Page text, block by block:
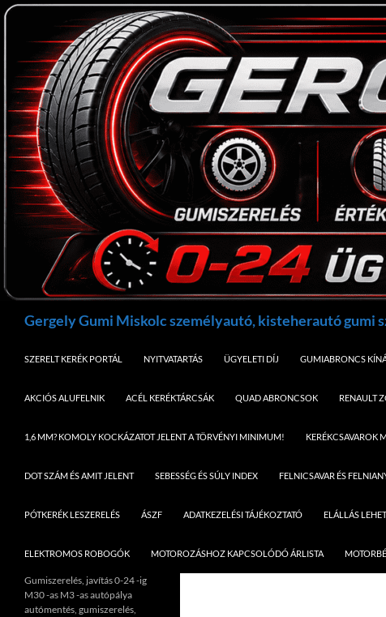
Kilépés
tartalomba
Gergely Gumi Miskolc személyautó, kisteherautó gumi
SZERELT KERÉK PORTÁL NYITVATARTÁS ÜGYELETI DÍJ GUMIABRONCS
AKCIÓS ALUFELNIK ACÉL KERÉKTÁRCSÁK QUAD ABRONCSOK RENAULT
1,6 MM? KOMOLY KOCKÁZATOT JELENT A TÖRVÉNYI MINIMUM! KERÉKCSAVAROK
DOT SZÁM ÉS AMIT JELENT SEBESSÉG ÉS SÚLY INDEX FELNICSAVAR ÉS
PÓTKERÉK LESZERELÉS ÁSZF ADATKEZELÉSI TÁJÉKOZTATÓ ELÁLLÁS
ELEKTROMOS ROBOGÓK MOTOROZÁSHOZ KAPCSOLÓDÓ ÁRLISTA
Gumiszerelés, javítás 0-24 -ig
M30 -as M3 -as autópálya
autómentés, gumiszerelés,